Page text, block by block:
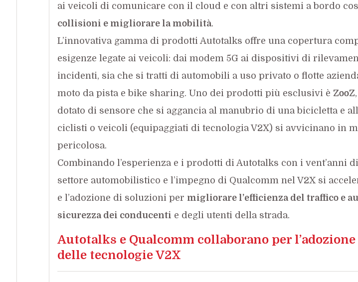
ai veicoli di comunicare con il cloud e con altri sistemi a bordo
collisioni e migliorare la mobilità.
L’innovativa gamma di prodotti Autotalks offre una copertura
esigenze legate ai veicoli: dai modem 5G ai dispositivi di
incidenti, sia che si tratti di automobili a uso privato o flotte
moto da pista e bike sharing. Uno dei prodotti più esclusivi è ZooZ
dotato di sensore che si aggancia al manubrio di una bicicletta e
ciclisti o veicoli (equipaggiati di tecnologia V2X) si avvicinano in
pericolosa.
Combinando l’esperienza e i prodotti di Autotalks con i vent’anni
settore automobilistico e l’impegno di Qualcomm nel V2X si
e l’adozione di soluzioni per migliorare l’efficienza del traffico e
sicurezza dei conducenti e degli utenti della strada.
Autotalks e Qualcomm collaborano per l’adozione
delle tecnologie V2X